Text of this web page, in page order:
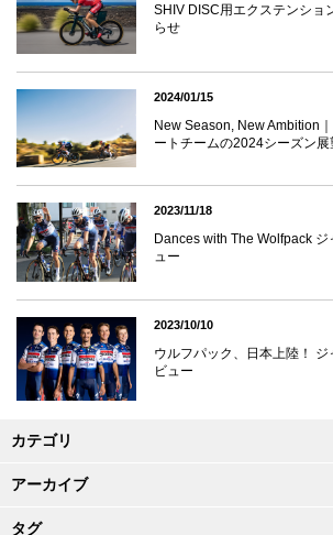
SHIV DISC用エクステンショ
らせ
2024/01/15
New Season, New Ambition
ートチームの2024シーズン展
2023/11/18
Dances with The Wolfpack
ュー
2023/10/10
ウルフパック、日本上陸！
ビュー
カテゴリ
アーカイブ
タグ